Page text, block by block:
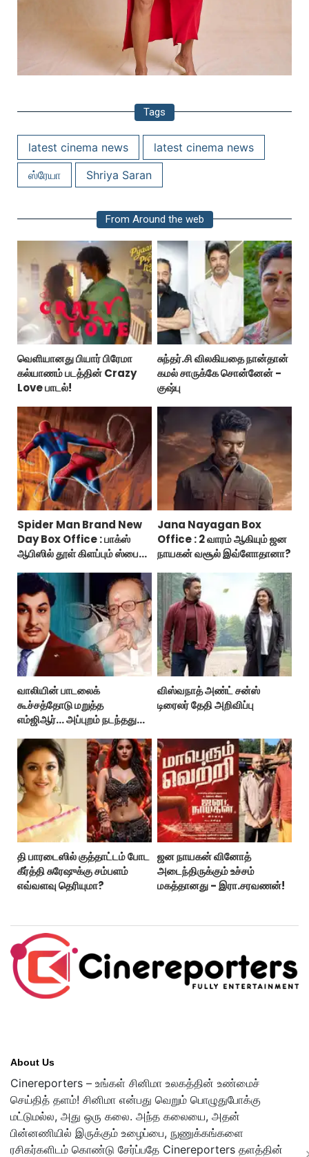
Tags
latest cinema news
latest cinema news
ஸ்ரேயா
Shriya Saran
From Around the web
வெளியானது பியார் பிரேமா
கல்யாணம் படத்தின் Crazy
Love பாடல்!
சுந்தர்.சி விலகியதை நான்தான்
கமல் சாருக்கே சொன்னேன் -
குஷ்பு
Spider Man Brand New
Day Box Office : பாக்ஸ்
ஆபிஸில் தூள் கிளப்பும் ஸ்பைடர்
Jana Nayagan Box
Office : 2 வாரம் ஆகியும் ஜன
நாயகன் வசூல் இவ்ளோதானா?
வாலியின் பாடலைக்
கூச்சத்தோடு மறுத்த
எம்ஜிஆர்... அப்புறம் நடந்தது
விஸ்வநாத் அண்ட் சன்ஸ்
டிரைலர் தேதி அறிவிப்பு
தி பாரடைஸில் குத்தாட்டம் போட
கீர்த்தி சுரேஷுக்கு சம்பளம்
எவ்வளவு தெரியுமா?
ஜன நாயகன் வினோத்
அடைந்திருக்கும் உச்சம்
மகத்தானது - இரா.சரவணன்!
About Us
Cinereporters – உங்கள் சினிமா உலகத்தின் உண்மைச்
செய்தித் தளம்! சினிமா என்பது வெறும் பொழுதுபோக்கு
மட்டுமல்ல, அது ஒரு கலை. அந்த கலையை, அதன்
பின்னணியில் இருக்கும் உழைப்பை, நுணுக்கங்களை
ரசிகர்களிடம் கொண்டு சேர்ப்பதே Cinereporters தளத்தின்